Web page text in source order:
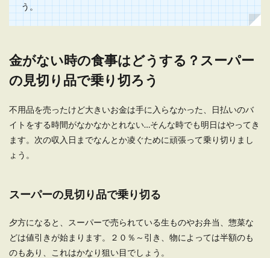
しない生活なんて考えられないと言う人も多いこ
う。
金がない時の食事はどうする？スーパー
の見切り品で乗り切ろう
不用品を売ったけど大きいお金は手に入らなかった、日払いのバ
イトをする時間がなかなかとれない…そんな時でも明日はやってき
ます。次の収入日までなんとか凌ぐために頑張って乗り切りまし
ょう。
スーパーの見切り品で乗り切る
夕方になると、スーパーで売られている生ものやお弁当、惣菜な
どは値引きが始まります。２０％～引き、物によっては半額のも
のもあり、これはかなり狙い目でしょう。